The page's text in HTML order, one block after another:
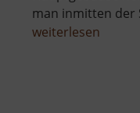
man inmitten der
weiterlesen